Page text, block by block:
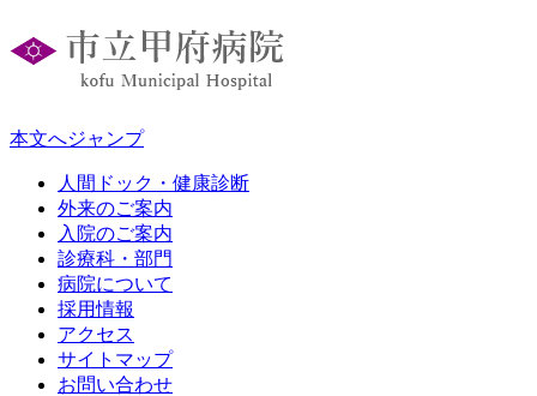
本文へジャンプ
人間ドック・健康診断
外来のご案内
入院のご案内
診療科・部門
病院について
採用情報
アクセス
サイトマップ
お問い合わせ